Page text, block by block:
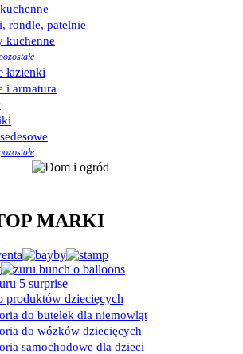
rondle, patelnie
kuchenne
łazienki
i armatura
MARKI
produktów dziecięcych
do butelek dla niemowląt
do wózków dziecięcych
samochodowe dla dzieci